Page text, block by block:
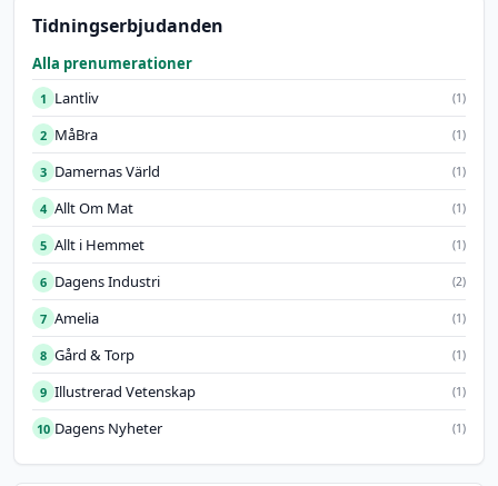
Tidningserbjudanden
Alla prenumerationer
1 Lantliv (1)
2 MåBra (1)
3 Damernas Värld (1)
4 Allt Om Mat (1)
5 Allt i Hemmet (1)
6 Dagens Industri (2)
7 Amelia (1)
8 Gård & Torp (1)
9 Illustrerad Vetenskap (1)
10 Dagens Nyheter (1)